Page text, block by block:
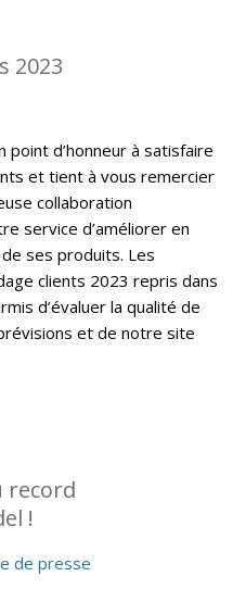
2023
point d’honneur à satisfaire
et tient à vous remercier
collaboration
service d’améliorer en
ses produits. Les
clients 2023 repris dans
d’évaluer la qualité de
et de notre site
record
!
de presse